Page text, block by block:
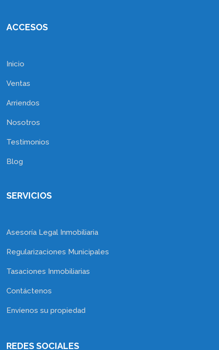
ACCESOS
Inicio
Ventas
Arriendos
Nosotros
Testimonios
Blog
SERVICIOS
Asesoría Legal Inmobiliaria
Regularizaciones Municipales
Tasaciones Inmobiliarias
Contáctenos
Envíenos su propiedad
REDES SOCIALES